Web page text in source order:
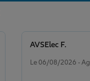
Le 06/08/2026 -
AVSElec F.